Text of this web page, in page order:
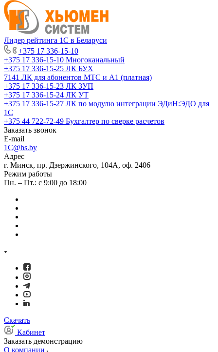
Лидер рейтинга 1С в Беларуси
+375 17 336-15-10
+375 17 336-15-10 Многоканальный
+375 17 336-15-25 ЛК БУХ
7141 ЛК для абонентов МТС и А1 (платная)
+375 17 336-15-23 ЛК ЗУП
+375 17 336-15-24 ЛК УТ
+375 17 336-15-27 ЛК по модулю интеграции ЭДиН:ЭДО для
1С
+375 44 722-72-49 Бухгалтер по сверке расчетов
Заказать звонок
E-mail
1C@hs.by
Адрес
г. Минск, пр. Дзержинского, 104А, оф. 2406
Режим работы
Пн. – Пт.: с 9:00 до 18:00
Скачать
Кабинет
Заказать демонстрацию
О компании